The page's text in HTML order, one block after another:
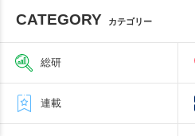
CATEGORY カテゴリー
総研
連載